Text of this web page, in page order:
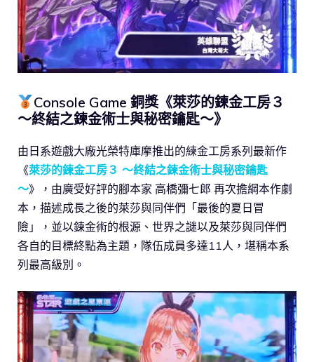
Console Game 銅獎《萊莎的鍊金工房３
～終結之鍊金術士與秘密鑰匙～》
由日系遊戲大廠光榮特庫摩推出的練金工房系列最新作
《萊莎的鍊金工房３ ～終結之鍊金術士與秘密鑰匙
～》，由廣受好評的腳本家 高橋彌七郎 再次擔綱本作劇
本，描述成長之後的萊莎與同伴們「最後的夏日冒
險」，並以鍊金術的根源、世界之謎以及萊莎與同伴們
各自的目標終點為主題，隊伍成員多達11人，堪稱本系
列最高級別。